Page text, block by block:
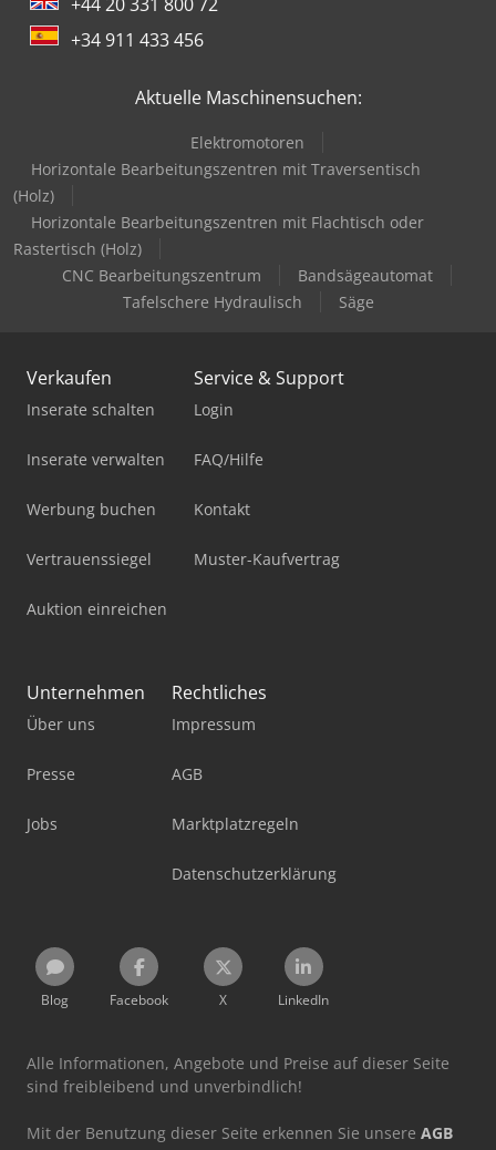
+34 911 433 456
Aktuelle Maschinensuchen:
Elektromotoren
Horizontale Bearbeitungszentren mit Traversentisch
(Holz)
Horizontale Bearbeitungszentren mit Flachtisch oder
Rastertisch (Holz)
CNC Bearbeitungszentrum
Bandsägeautomat
Tafelschere Hydraulisch
Säge
Verkaufen
Inserate schalten
Inserate verwalten
Werbung buchen
Vertrauenssiegel
Auktion einreichen
Service & Support
Login
FAQ/Hilfe
Kontakt
Muster-Kaufvertrag
Unternehmen
Über uns
Presse
Jobs
Rechtliches
Impressum
AGB
Marktplatzregeln
Datenschutzerklärung
Blog Facebook X LinkedIn
Alle Informationen, Angebote und Preise auf dieser Seite
sind freibleibend und unverbindlich!
Mit der Benutzung dieser Seite erkennen Sie unsere AGB